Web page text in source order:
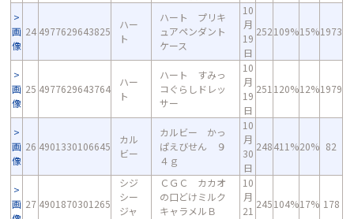
画
像
24 4977629643825
ハー
ト
ハート プリキ
ュアペンダント
ケース
10
月
19
日
252109%15%1973
画
像
25 4977629643764
ハー
ト
ハート すみっ
コぐらしドレッ
サー
10
月
19
日
251 120%12%1979
画
像
26 4901330106645
カル
ビー
カルビー かっ
ぱえびせん ９
４ｇ
10
月
30
日
248411%20% 82
画 27 4901870301265
シジ
シー
ジャ
ＣＧＣ カカオ
の口どけミルク
キャラメルＢ
10
月
21
245104%17% 178